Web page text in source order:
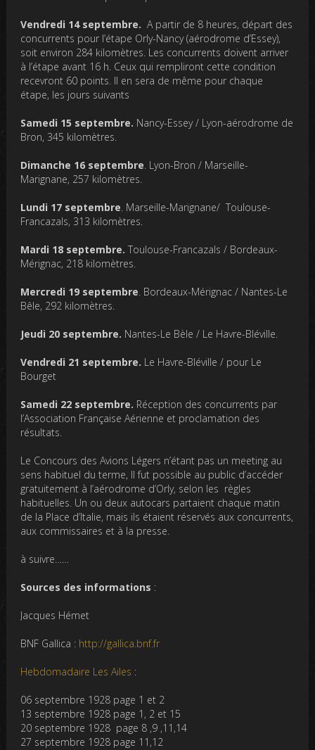
Vendredi 14 septembre. A partir de 8 heures, départ des
concurrents pour l’étape Orly-Nancy (aérodrome d’Essey),
soit environ 284 kilomètres. Les concurrents doivent arriver
à l’étape avant 16 h. Ceux qui rempliront cette condition
recevront 60 points. Il en sera de même pour chaque
étape, les jours suivants
Samedi 15 septembre. Nancy-Essey / Lyon-aérodrome de
Bron, 345 kilomètres.
Dimanche 16 septembre. Lyon-Bron / Marseille-
Marignane, 257 kilomètres.
Lundi 17 septembre. Marseille-Marignane/ Toulouse-
Francazals, 313 kilomètres.
Mardi 18 septembre.Toulouse-Francazals / Bordeaux-
Mérignac, 218 kilomètres.
Mercredi 19 septembre. Bordeaux-Mérignac / Nantes-Le
Bêle, 292 kilomètres.
Jeudi 20 septembre. Nantes-Le Bèle / Le Havre-Bléville.
Vendredi 21 septembre. Le Havre-Bléville / pour Le
Bourget
Samedi 22 septembre. Réception des concurrents par
l’Association Française Aérienne et proclamation des
résultats.
Le Concours des Avions Légers n’étant pas un meeting au
sens habituel du terme, Il fut possible au public d’accéder
gratuitement à l’aérodrome d’Orly, selon les règles
habituelles. Un ou deux autocars partaient chaque matin
de la Place d’Italie, mais ils étaient réservés aux concurrents,
aux commissaires et à la presse.
à suivre……
Sources des informations :
Jacques Hémet
BNF Gallica : http://gallica.bnf.fr
Hebdomadaire Les Ailes :
06 septembre 1928 page 1 et 2
13 septembre 1928 page 1, 2 et 15
20 septembre 1928 page 8 ,9 ,11,14
27 septembre 1928 page 11,12